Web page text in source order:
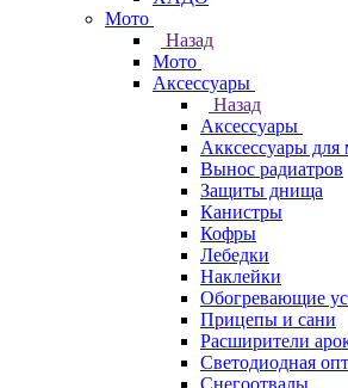
Мото
Назад
Мото
Аксессуары
Назад
Аксессуары
Акксессуары для
Вынос радиатров
Защиты днища
Канистры
Кофры
Лебедки
Наклейки
Обогревающие
Прицепы и сани
Расширители
Светодиодная
Снегоотвалы